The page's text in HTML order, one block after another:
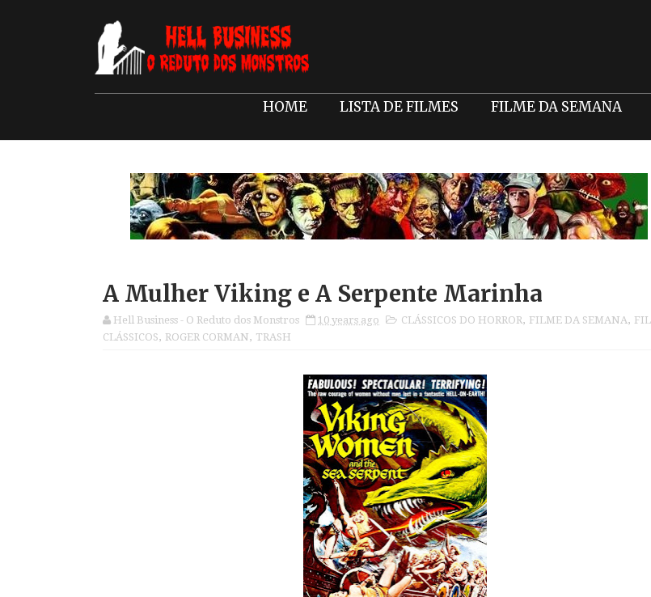
HOME LISTA DE FILMES FILME DA SEMANA
A Mulher Viking e A Serpente Marinha
Hell Business - O Reduto dos Monstros 10 years ago CLÁSSICOS DO HORROR, FILME DA SEMANA,
CLÁSSICOS, ROGER CORMAN, TRASH